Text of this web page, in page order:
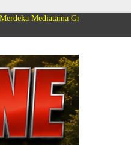
Group Mengucapkan